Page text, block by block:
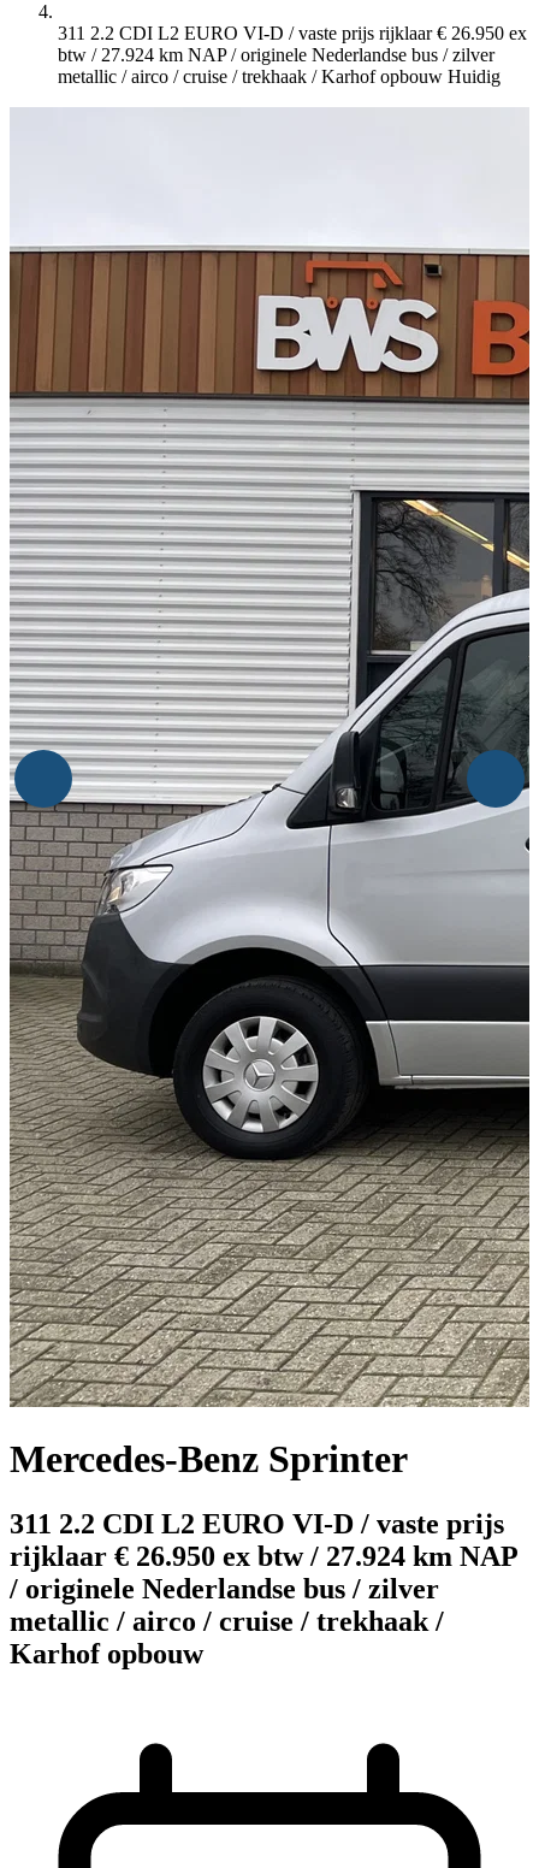
311 2.2 CDI L2 EURO VI-D / vaste prijs rijklaar € 26.950 ex
btw / 27.924 km NAP / originele Nederlandse bus / zilver
metallic / airco / cruise / trekhaak / Karhof opbouw Huidig
Mercedes-Benz Sprinter
311 2.2 CDI L2 EURO VI-D / vaste prijs
rijklaar € 26.950 ex btw / 27.924 km NAP
/ originele Nederlandse bus / zilver
metallic / airco / cruise / trekhaak /
Karhof opbouw